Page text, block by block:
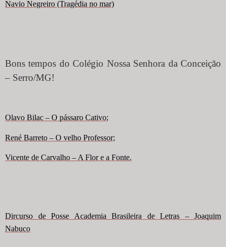
Navio Negreiro (Tragédia no mar)
Bons tempos do Colégio Nossa Senhora da Conceição
– Serro/MG!
Olavo Bilac – O pássaro Cativo;
René Barreto – O velho Professor;
Vicente de Carvalho – A Flor e a Fonte.
Dircurso de Posse Academia Brasileira de Letras – Joaquim
Nabuco